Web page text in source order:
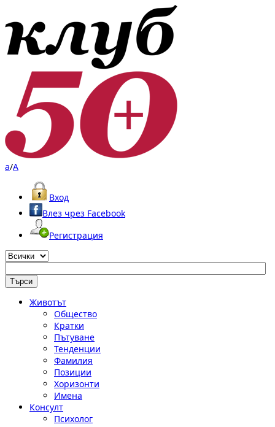
a/A
Вход
Влез чрез Facebook
Регистрация
Животът
Общество
Кратки
Пътуване
Тенденции
Фамилия
Позиции
Хоризонти
Имена
Консулт
Психолог